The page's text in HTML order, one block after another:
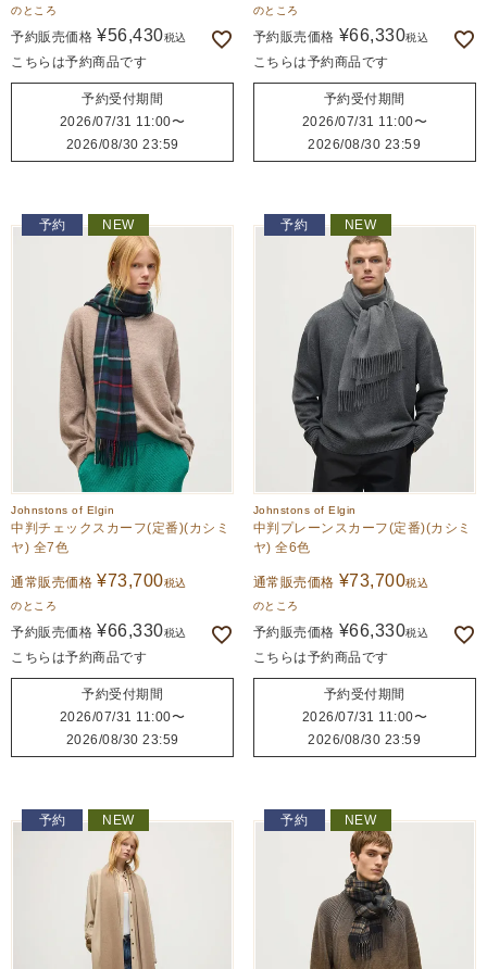
のところ
予約販売価格 ¥56,430税込
こちらは予約商品です
予約受付期間
2026/07/31 11:00〜
2026/08/30 23:59
のところ
予約販売価格 ¥66,330税込
こちらは予約商品です
予約受付期間
2026/07/31 11:00〜
2026/08/30 23:59
予約 NEW
Johnstons of Elgin
中判チェックスカーフ(定番)(カシミ
ヤ) 全7色
通常販売価格 ¥73,700税込
のところ
予約販売価格 ¥66,330税込
こちらは予約商品です
予約受付期間
2026/07/31 11:00〜
2026/08/30 23:59
予約 NEW
Johnstons of Elgin
中判プレーンスカーフ(定番)(カシミ
ヤ) 全6色
通常販売価格 ¥73,700税込
のところ
予約販売価格 ¥66,330税込
こちらは予約商品です
予約受付期間
2026/07/31 11:00〜
2026/08/30 23:59
予約 NEW 予約 NEW